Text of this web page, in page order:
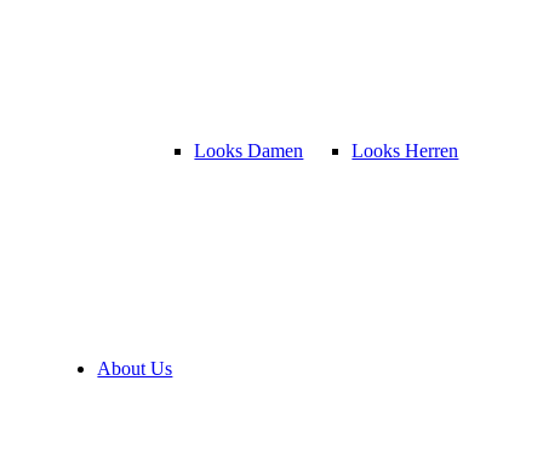
Looks Damen Looks Herren
About Us